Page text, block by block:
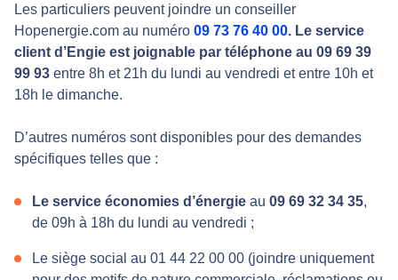
Les particuliers peuvent joindre un conseiller
Hopenergie.com au numéro 09 73 76 40 00. Le service
client d’Engie est joignable par téléphone au 09 69 39
99 93 entre 8h et 21h du lundi au vendredi et entre 10h et
18h le dimanche.
D’autres numéros sont disponibles pour des demandes
spécifiques telles que :
Le service économies d’énergie au 09 69 32 34 35,
de 09h à 18h du lundi au vendredi ;
Le siège social au 01 44 22 00 00 (joindre uniquement